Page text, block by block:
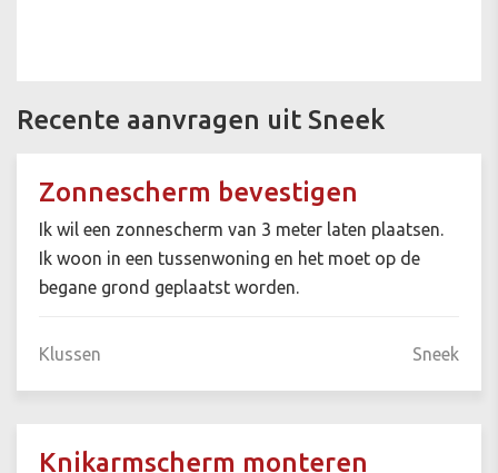
Recente aanvragen uit Sneek
Zonnescherm bevestigen
Ik wil een zonnescherm van 3 meter laten plaatsen.
Ik woon in een tussenwoning en het moet op de
begane grond geplaatst worden.
Klussen Sneek
Knikarmscherm monteren